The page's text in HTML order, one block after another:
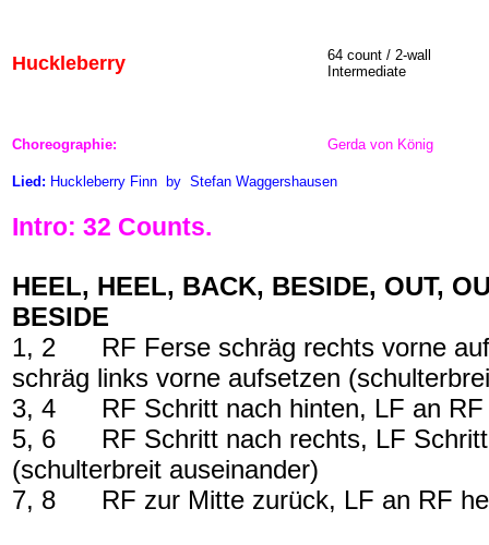
Huckleberry
64 count / 2-wall
Intermediate
Choreographie: Gerda von König
Lied: Huckleberry Finn by Stefan Waggershausen
Intro: 32 Counts.
HEEL, HEEL, BACK, BESIDE, OUT,
BESIDE
1, 2
RF Ferse schräg rechts vorne
schräg links vorne aufsetzen
3, 4
RF Schritt nach hinten, LF an
5, 6
RF Schritt nach rechts, LF
(schulterbreit auseinander)
7, 8
RF zur Mitte zurück, LF an RF